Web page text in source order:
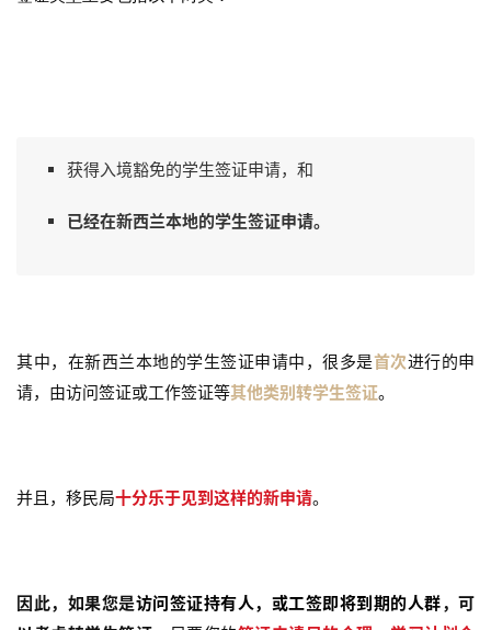
获得入境豁免的学生签证申请，和
已经在新西兰本地的学生签证申请。
其中，在新西兰本地的学生签证申请中，很多是首次进行的申
请，由访问签证或工作签证等其他类别转学生签证。
并且，移民局十分乐于见到这样的新申请。
因此，如果您是访问签证持有人，或工签即将到期的人群，可